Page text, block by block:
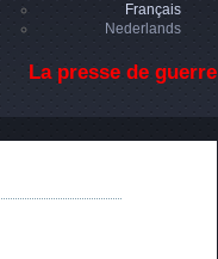
Français
Nederlands
La presse de guerre